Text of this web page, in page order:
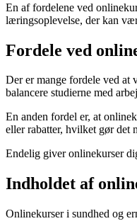
En af fordelene ved
læringsoplevelse, der kan
Fordele ved
Der er mange fordele ved at
balancere studierne med
En anden fordel er, at
eller rabatter, hvilket gør det
Endelig giver onlinekurser
Indholdet af
Onlinekurser i sundhed og